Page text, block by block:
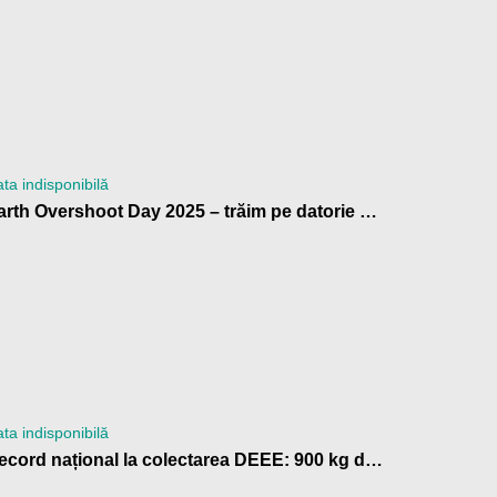
indisponibilă
Earth Overshoot Day 2025 – trăim pe datorie ecologică
indisponibilă
Record național la colectarea DEEE: 900 kg de baterii trimise la reciclare de Școala Gimnazială „Anton Pann” Râmnicu Vâlcea